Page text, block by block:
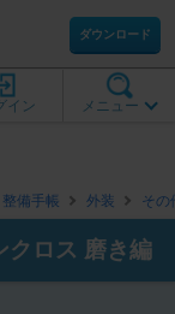
ダウンロード
メニュー
イン
整備手帳 外装 その
クロス 磨き編